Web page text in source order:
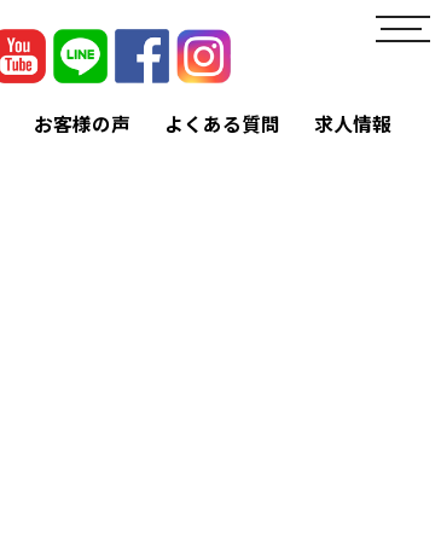
toggle
お客様の声 よくある質問 求人情報